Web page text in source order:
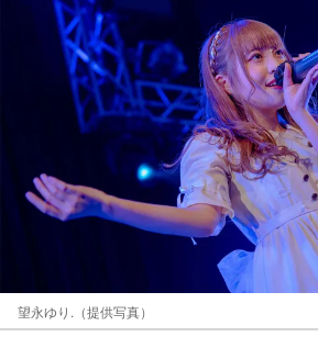
望永ゆり.（提供写真）